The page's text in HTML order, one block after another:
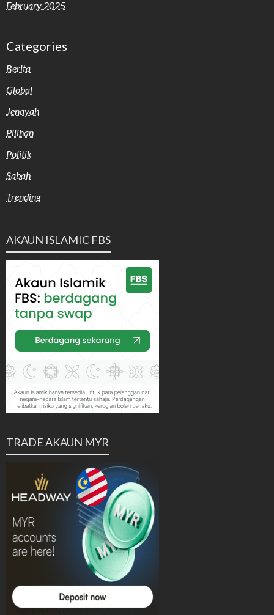
February 2025
Categories
Berita
Global
Jenayah
Pilihan
Politik
Sabah
Trending
AKAUN ISLAMIC FBS
TRADE AKAUN MYR